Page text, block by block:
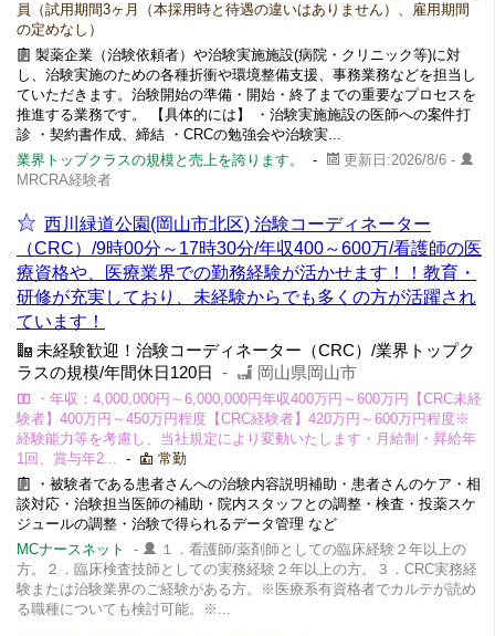
員（試用期間3ヶ月（本採用時と待遇の違いはありません）、雇用期間
の定めなし）
製薬企業（治験依頼者）や治験実施施設(病院・クリニック等)に対
し、治験実施のための各種折衝や環境整備支援、事務業務などを担当し
ていただきます。治験開始の準備・開始・終了までの重要なプロセスを
推進する業務です。 【具体的には】 ・治験実施施設の医師への案件打
診 ・契約書作成、締結 ・CRCの勉強会や治験実...
業界トップクラスの規模と売上を誇ります。
-
更新日:2026/8/6 -
MRCRA経験者
西川緑道公園(岡山市北区) 治験コーディネーター
（CRC）/9時00分～17時30分/年収400～600万/看護師の医
療資格や、医療業界での勤務経験が活かせます！！教育・
研修が充実しており、未経験からでも多くの方が活躍され
ています！
未経験歓迎！治験コーディネーター（CRC）/業界トップク
ラスの規模/年間休日120日
- 岡山県岡山市
・年収：4,000,000円～6,000,000円年収400万円～600万円【CRC未経
験者】400万円～450万円程度【CRC経験者】420万円～600万円程度※
経験能力等を考慮し、当社規定により変動いたします・月給制・昇給年
1回、賞与年2... -
常勤
・被験者である患者さんへの治験内容説明補助・患者さんのケア・相
談対応・治験担当医師の補助・院内スタッフとの調整・検査・投薬スケ
ジュールの調整・治験で得られるデータ管理 など
MCナースネット
-
１．看護師/薬剤師としての臨床経験２年以上の
方。２．臨床検査技師としての実務経験２年以上の方。３．CRC実務経
験または治験業界のご経験がある方。※医療系有資格者でカルテが読め
る職種についても検討可能。※...